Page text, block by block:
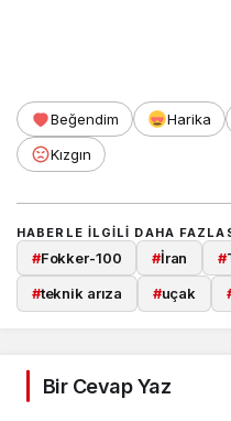
Beğendim Harika
Kızgın
HABERLE ILGILI DAHA
#Fokker-100 #İran #
#teknik arıza #uçak
Bir Cevap Yaz